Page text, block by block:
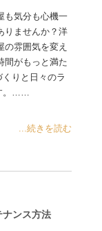
も気分も心機一
りませんか？洋
の雰囲気を変え
間がもっと満た
りと日々のラ
。……
...続きを読む
ナンス方法